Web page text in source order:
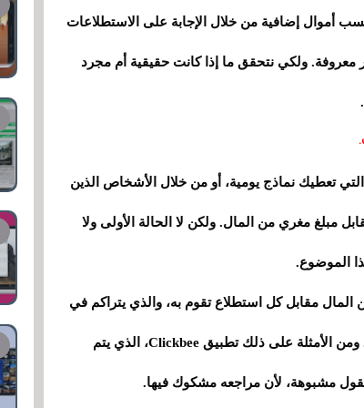
أموال إضافية من خلال الإجابة على الاستطلاعات
ولكي نتحقق ما إذا كانت حقيقية أم مجرد
تعطيك نماذج يومية، أو من خلال الأشخاص الذين
مبلغ مغري من المال. ولكن لا الحالة الأولى ولا
الموضوع.
المال مقابل كل استطلاع تقوم به، والذي يتراكم في
النهاية ويمكنك بعد ذلك "استلامه" في شكل عملة مشفرة. ومن الأمثلة على ذلك تطبيق Clickbee، الذي يتم
مشبوهة، لأن مراجعه مشكوك فيها.